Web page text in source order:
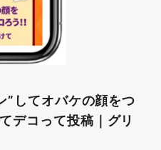
”してオバケの顔をつ
デコって投稿｜グリ